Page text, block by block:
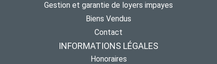
Gestion et garantie de loyers impayes
Biens Vendus
Contact
INFORMATIONS LÉGALES
Honoraires